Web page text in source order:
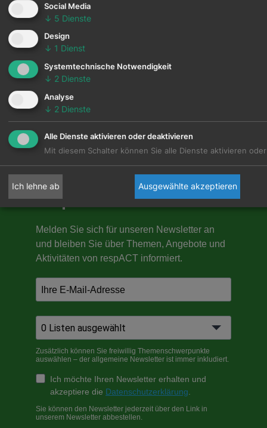
newsLETTER
Bleiben Sie informiert:
Monat aktuelle Einblicke, Themen und
Aktivitäten von respACT.
Zusätzlich können Sie freiwillig
Themenschwerpunkte auswählen – der
allgemeine Newsletter ist immer inkludiert.
Social Media
↓ 5 Dienste
Design
↓ 1 Dienst
Systemtechnische Notwendigkeit
↓ 2 Dienste
Analyse
↓ 2 Dienste
Alle Dienste aktivieren oder deaktivieren
Mit diesem Schalter können Sie alle Dienste aktivieren
Ich lehne ab Ausgewählte akzeptieren